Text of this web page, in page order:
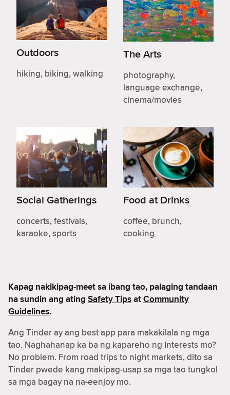
Outdoors
hiking, biking, walking
The Arts
photography,
language exchange,
cinema/movies
Social Gatherings
concerts, festivals,
karaoke, sports
Food at Drinks
coffee, brunch,
cooking
Kapag nakikipag-meet sa ibang tao, palaging tandaan
na sundin ang ating Safety TipsatCommunity
Guidelines.
Ang Tinder ay ang best app para makakilala ng mga
tao. Naghahanap ka ba ng kapareho ng Interests mo?
No problem. From road trips to night markets, dito sa
Tinder pwede kang makipag-usap sa mga tao tungkol
sa mga bagay na na-eenjoy mo.